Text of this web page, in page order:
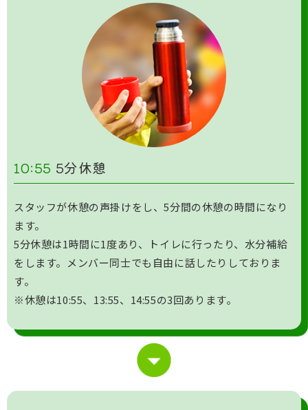
10:55 5分休憩
スタッフが休憩の声掛けをし、5分間の休憩の時間になり
ます。
5分休憩は1時間に1度あり、トイレに行ったり、水分補給
をします。メンバー同士でも自由に話したりしておりま
す。
※休憩は10:55、13:55、14:55の3回あります。